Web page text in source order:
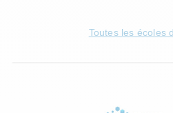
Toutes les écoles